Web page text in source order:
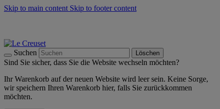
Skip to main content Skip to footer content
Suchen Löschen
Sind Sie sicher, dass Sie die Website wechseln möchten?
Ihr Warenkorb auf der neuen Website wird leer sein. Keine Sorge,
wir speichern Ihren Warenkorb hier, falls Sie zurückkommen
möchten.